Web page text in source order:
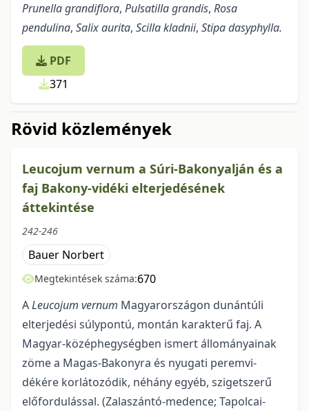
Prunella grandiflora, Pulsatilla grandis, Rosa
pendulina, Salix aurita, Scilla kladnii, Stipa dasyphylla.
PDF
371
Rövid közlemények
Leucojum vernum a Súri-Bakonyalján és a
faj Bakony-vidéki elterjedésének
áttekintése
242-246
Bauer Norbert
Megtekintések száma:670
ALeucojum vernum Magyarországon dunántúli
elterjedési súlypontú, montán karakte­rű faj. A
Magyar-középhegységben ismert állományainak
zöme a Magas-Bakonyra és nyugati peremvi­
dékére korlátozódik, néhány egyéb, szigetszerű
előfordulással. (Zalaszántó-medence; Tapolcai-